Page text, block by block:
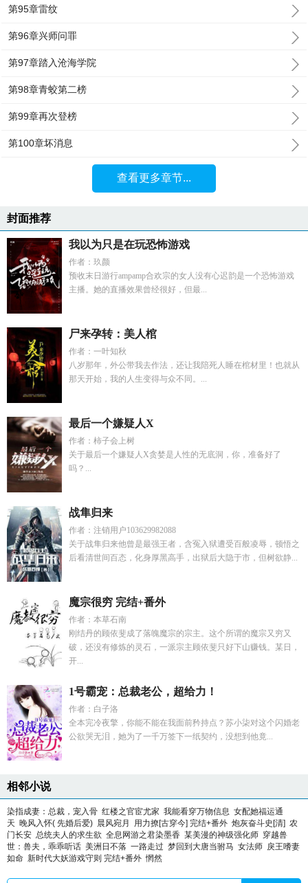
第95章雷纹
第96章兴师问罪
第97章踏入沧海学院
第98章青蛟第二榜
第99章再次登榜
第100章坏消息
查看更多章节...
封面推荐
我以为只是在玩恐怖游戏
作者：玖颜
预收末日游行ampamp合欢宗的女人没有心迟韵是一个恐怖游戏
主播。她的直播效果曾经很好，但最...
尸来孕转：美人棺
作者：一叶知秋
八岁那年，外公带我去作法，还让我陪死人睡在棺材里！也就从
那天开始，我的人生变得与众不同。...
最后一个嫌疑人X
作者：柿子会上树
关于最后一个嫌疑人X贪婪是人性的无底洞，你，准备好了
吗？...
战隼归来
作者：注销用户103629982088
关于战隼归来他曾是最强王者，含冤入狱遭受百般凌辱，顿悟之
后看清世间百态，化身厚黑高手，出狱后大隐于市，但树欲静...
魔宗很穷 完结+番外
作者：本草石南
刚结丹的顾依斐成了落魄魔宗的宗主。这个所谓的魔宗又穷又
破，还没有修炼的灵石，一派宗主顾依斐只好下山赚钱。某日，
开...
1号霸宠：总裁老公，超给力！
作者：白子洛
全本完冷夜擎，你能不能在我面前矜持点？苏小柒对这个闪婚老
公欲哭无泪，她为了一千万签下一纸契约，没想到他竟...
相邻小说
染指成妻：总裁，宠入骨 红楼之官宦尤家 我能看穿万物信息 女配她福运通
天 晚风入怀( 先婚后爱) 晨风宛月 用力撩[古穿今] 完结+番外 炮灰奋斗史[清] 农
门长安 总统夫人的求生欲 全息网游之君染墨香 某美漫的神级强化师 穿越兽
世：兽夫，乖乖听话 美洲日不落 一路走过 梦回到大唐当驸马 女法师 戾王嗜妻
如命 新时代大妖游戏守则 完结+番外 惘然